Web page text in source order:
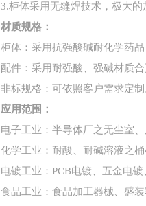
3.柜体采用无缝焊技术，极大
材质规格：
柜体：采用抗强酸碱耐化学药
配件：采用耐强酸、强碱材质
非标规格：可依照客户需求定制
应用范围：
电子工业：半导体厂之无尘室
化学工业：耐酸、耐碱溶液之
电镀工业：PCB电镀、五金电
食品工业：食品加工器械、盛装